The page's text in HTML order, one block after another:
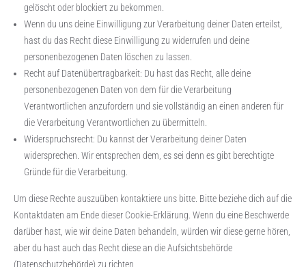
gelöscht oder blockiert zu bekommen.
Wenn du uns deine Einwilligung zur Verarbeitung deiner Daten erteilst,
hast du das Recht diese Einwilligung zu widerrufen und deine
personenbezogenen Daten löschen zu lassen.
Recht auf Datenübertragbarkeit: Du hast das Recht, alle deine
personenbezogenen Daten von dem für die Verarbeitung
Verantwortlichen anzufordern und sie vollständig an einen anderen für
die Verarbeitung Verantwortlichen zu übermitteln.
Widerspruchsrecht: Du kannst der Verarbeitung deiner Daten
widersprechen. Wir entsprechen dem, es sei denn es gibt berechtigte
Gründe für die Verarbeitung.
Um diese Rechte auszuüben kontaktiere uns bitte. Bitte beziehe dich auf die
Kontaktdaten am Ende dieser Cookie-Erklärung. Wenn du eine Beschwerde
darüber hast, wie wir deine Daten behandeln, würden wir diese gerne hören,
aber du hast auch das Recht diese an die Aufsichtsbehörde
(Datenschutzbehörde) zu richten.